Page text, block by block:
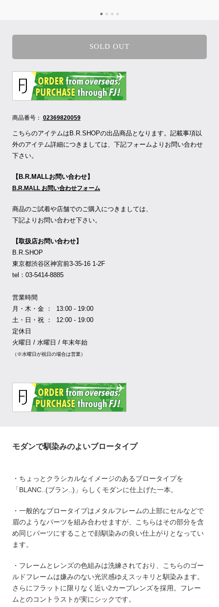
SOLD OUT
商品番号： 02369820059
こちらのアイテムはB.R.SHOPの出品商品となります。記載事項以
外のアイテム詳細につきましては、下記フォームよりお問い合わせ
下さい。
【B.R.MALLお問い合わせ】
B.R.MALL お問い合わせフォーム
商品のご試着や店舗でのご購入につきましては、
下記よりお問い合わせ下さい。
【取扱店お問い合わせ】
B.R.SHOP
東京都渋谷区神宮前3-35-16 1-2F
tel：03-5414-8885
営業時間
月・木・金 ： 13:00 - 19:00
土・日・祝 ： 12:00 - 19:00
定休日
火曜日 / 水曜日 / 年末年始
（※水曜日が祝日の場合は営業）
モダンで馴染みのよいブロータイプ
・ちょっとクラシカルなイメージのあるブロータイプを
「BLANC..(ブラン..)」らしくモダンに仕上げた一本。
・一般的なブロータイプはメタルフレームの上部にセルなどで
眉のようなパーツを組み合わせますが、こちらはその部分を含
め同じパーツにすることで顔馴染みの良い仕上がりとなってい
ます。
・フレームとレンズの色組みは洗練されており、こちらのゴー
ルドフレームは嫌みのない光沢感ゆえスッキリと馴染みます。
さらにフラットに限りなく近い2カーブレンズを採用。フレー
ムとのコントラストが実にシックです。